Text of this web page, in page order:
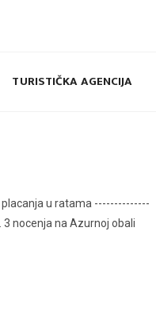
TURISTIČKA AGENCIJA
placanja u ratama --------------
3 nocenja na Azurnoj obali